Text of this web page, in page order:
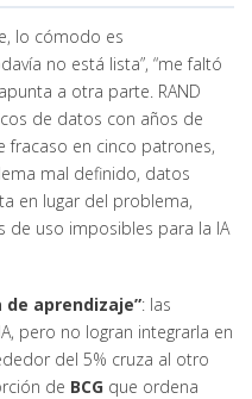
lo cómodo es
no está lista”, “me faltó
a otra parte. RAND
de datos con años de
fracaso en cinco patrones,
mal definido, datos
en lugar del problema,
de uso imposibles para la IA
de aprendizaje”: las
pero no logran integrarla en
del 5% cruza al otro
de BCG que ordena